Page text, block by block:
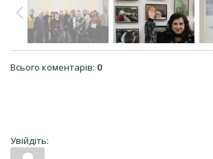
Всього коментарів: 0
Увійдіть: